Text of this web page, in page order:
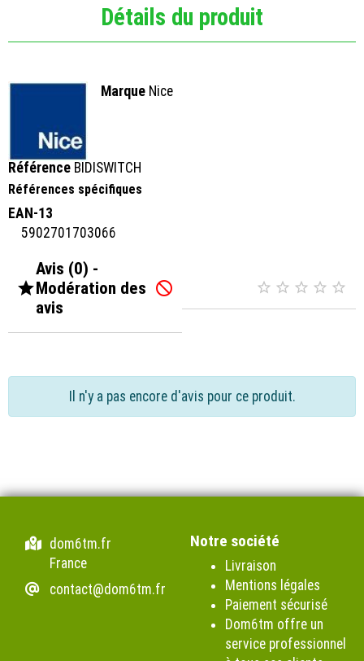
Détails du produit
Marque Nice
Référence BIDISWITCH
Références spécifiques
EAN-13
5902701703066

Avis (0) -
Modération des
avis
     
Il n'y a pas encore d'avis pour ce produit.
dom6tm.fr
France
contact@dom6tm.fr
Notre société
Livraison
Mentions légales
Paiement sécurisé
Dom6tm offre un
service professionnel